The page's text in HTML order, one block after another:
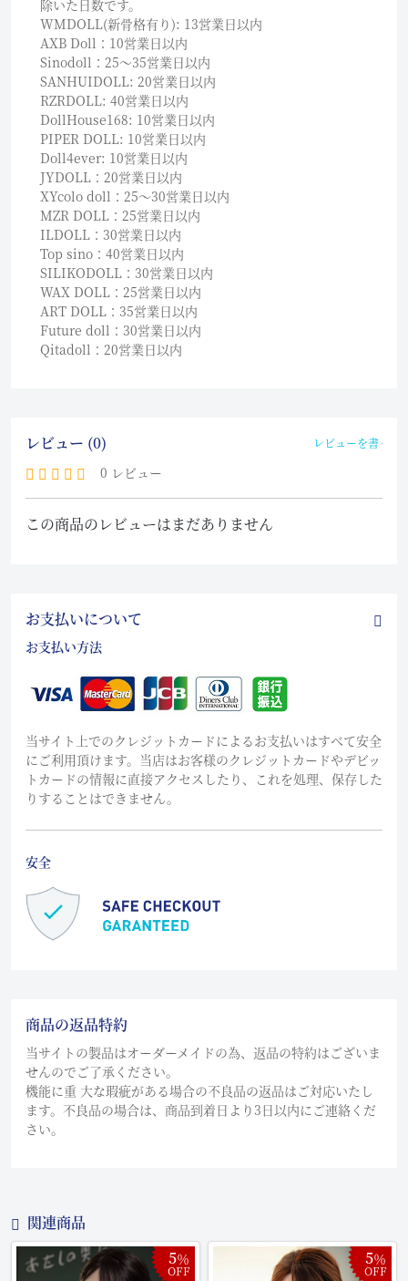
除いた日数です。
WMDOLL(新骨格有り): 13営業日以内
AXB Doll：10営業日以内
Sinodoll：25〜35営業日以内
SANHUIDOLL: 20営業日以内
RZRDOLL: 40営業日以内
DollHouse168: 10営業日以内
PIPER DOLL: 10営業日以内
Doll4ever: 10営業日以内
JYDOLL：20営業日以内
XYcolo doll：25〜30営業日以内
MZR DOLL：25営業日以内
ILDOLL：30営業日以内
Top sino：40営業日以内
SILIKODOLL：30営業日以内
WAX DOLL：25営業日以内
ART DOLL：35営業日以内
Future doll：30営業日以内
Qitadoll：20営業日以内
レビュー (0) レビューを書く
0 レビュー
この商品のレビューはまだありません
お支払いについて
お支払い方法
当サイト上でのクレジットカードによるお支払いはすべて安全
にご利用頂けます。当店はお客様のクレジットカードやデビッ
トカードの情報に直接アクセスしたり、これを処理、保存した
りすることはできません。
安全
商品の返品特約
当サイトの製品はオーダーメイドの為、返品の特約はございま
せんのでご了承ください。
機能に重 大な瑕疵がある場合の不良品の返品はご対応いたし
ます。不良品の場合は、商品到着日より3日以内にご連絡くだ
さい。
関連商品
5％
OFF
5％
OFF